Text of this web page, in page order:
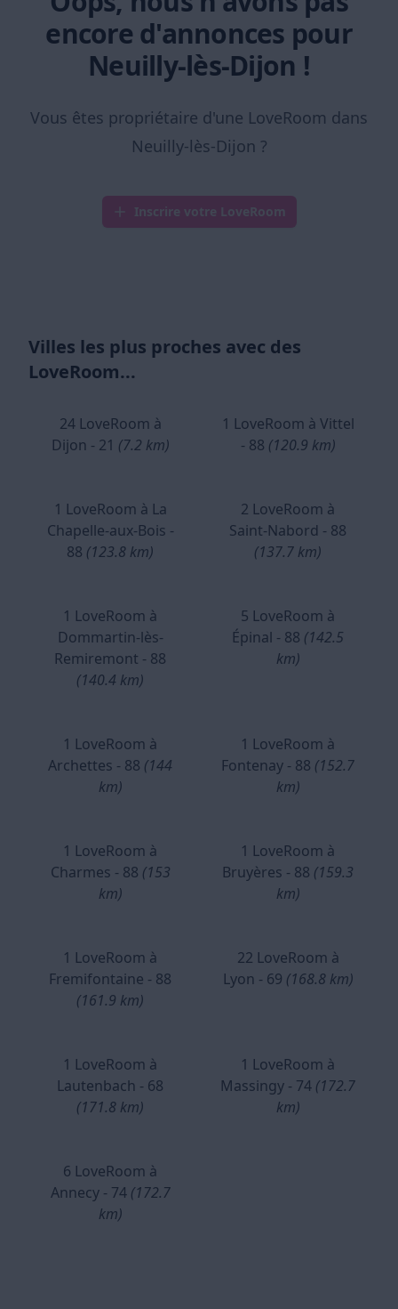
encore d'annonces pour
Neuilly-lès-Dijon !
Vous êtes propriétaire d'une LoveRoom dans
Neuilly-lès-Dijon ?
Inscrire votre LoveRoom
Villes les plus proches avec des
LoveRoom...
24 LoveRoom à
Dijon - 21 (7.2 km)
1 LoveRoom à Vittel
- 88 (120.9 km)
1 LoveRoom à La
Chapelle-aux-Bois -
88 (123.8 km)
2 LoveRoom à
Saint-Nabord - 88
(137.7 km)
1 LoveRoom à
Dommartin-lès-
Remiremont - 88
(140.4 km)
5 LoveRoom à
Épinal - 88 (142.5
km)
1 LoveRoom à
Archettes - 88 (144
km)
1 LoveRoom à
Fontenay - 88 (152.7
km)
1 LoveRoom à
Charmes - 88 (153
km)
1 LoveRoom à
Bruyères - 88 (159.3
km)
1 LoveRoom à
Fremifontaine - 88
(161.9 km)
22 LoveRoom à
Lyon - 69 (168.8 km)
1 LoveRoom à
Lautenbach - 68
(171.8 km)
1 LoveRoom à
Massingy - 74 (172.7
km)
6 LoveRoom à
Annecy - 74 (172.7
km)